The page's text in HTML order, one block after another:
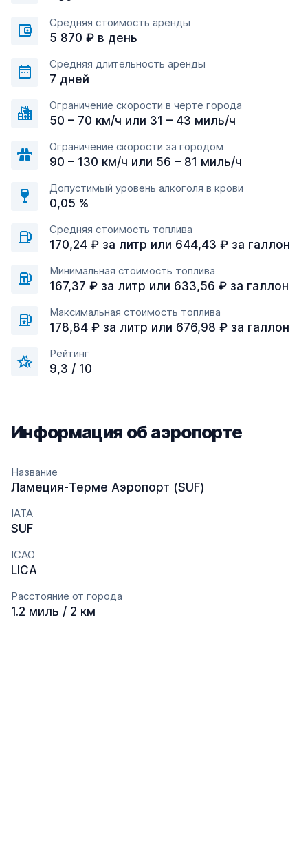
Средняя стоимость аренды
5 870 ₽ в день
Средняя длительность аренды
7 дней
Ограничение скорости в черте города
50 – 70 км/ч или 31 – 43 миль/ч
Ограничение скорости за городом
90 – 130 км/ч или 56 – 81 миль/ч
Допустимый уровень алкоголя в крови
0,05 %
Средняя стоимость топлива
170,24 ₽ за литр или 644,43 ₽ за галлон
Минимальная стоимость топлива
167,37 ₽ за литр или 633,56 ₽ за галлон
Максимальная стоимость топлива
178,84 ₽ за литр или 676,98 ₽ за галлон
Рейтинг
9,3 / 10
Информация об аэропорте
Название
Ламеция-Терме Аэропорт (SUF)
IATA
SUF
ICAO
LICA
Расстояние от города
1.2 миль / 2 км